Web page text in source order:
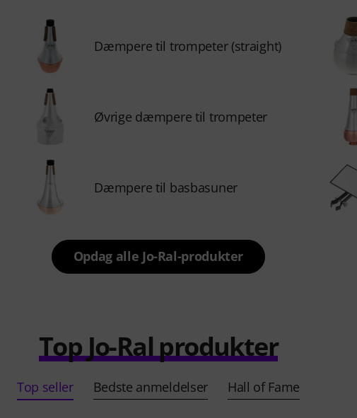
Dæmpere til trompeter (straight)
Øvrige dæmpere til trompeter
Dæmpere til basbasuner
Opdag alle Jo-Ral-produkter
Top Jo-Ral produkter
Top seller Bedste anmeldelser Hall of Fame